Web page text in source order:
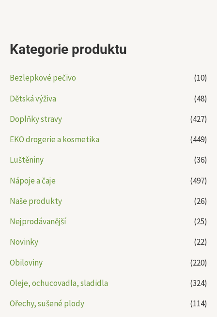
Kategorie produktu
Bezlepkové pečivo
(10)
Dětská výživa
(48)
Doplňky stravy
(427)
EKO drogerie a kosmetika
(449)
Luštěniny
(36)
Nápoje a čaje
(497)
Naše produkty
(26)
Nejprodávanější
(25)
Novinky
(22)
Obiloviny
(220)
Oleje, ochucovadla, sladidla
(324)
Ořechy, sušené plody
(114)